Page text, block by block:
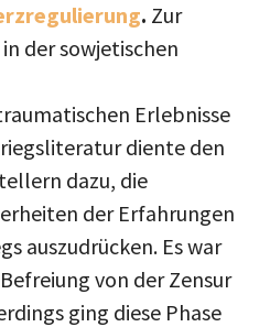
. Zur
der sowjetischen
Erlebnisse
diente den
dazu, die
der Erfahrungen
auszudrücken. Es war
von der Zensur
ging diese Phase